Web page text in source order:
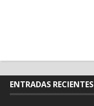
ENTRADAS RECIENTES